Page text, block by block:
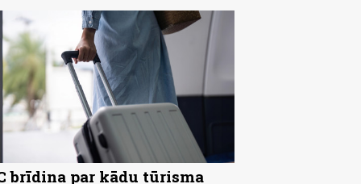
brīdina par kādu tūrisma